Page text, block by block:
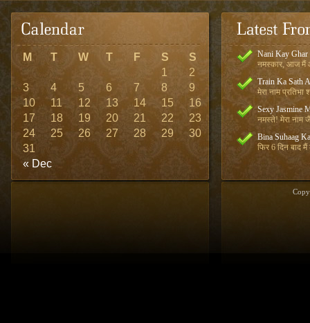
M T W T F S S
« Dec
1
2
3
4 5 6 7 8
9
10
11 12 13 14 15
16
17
18 19 20 21 22
23
24
25 26 27 28 29
30
31
Nani Kay Ghar
नमस्कार, आज मैं
Train Ka Sath
मेरा नाम प्रतिभा
Sexy Jasmine
नमस्ते! मेरा नाम
Bina Suhaag
फिर 6 दिन बाद